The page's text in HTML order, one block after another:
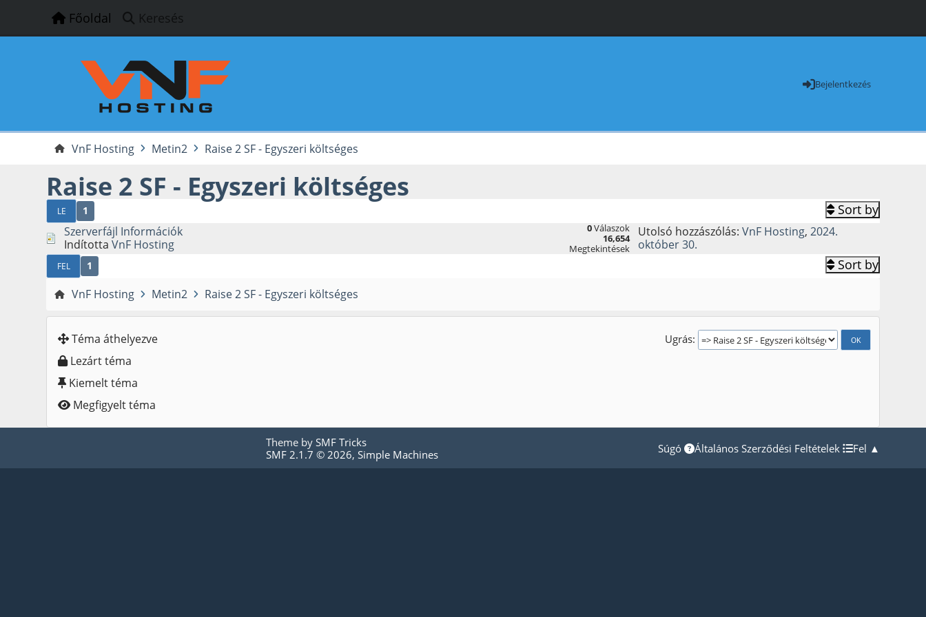
Főoldal Keresés
Bejelentkezés
VnF Hosting Metin2 Raise 2 SF - Egyszeri költséges
Raise 2 SF - Egyszeri költséges
LE 1 Sort by
Szerverfájl Információk
IndítottaVnF Hosting
0Válaszok
16,654
Megtekintések
Utolsó hozzászólás: VnF Hosting, 2024.
október 30.
FEL 1 Sort by
VnF Hosting Metin2 Raise 2 SF - Egyszeri költséges
Ugrás
Téma áthelyezve
Lezárt téma
Kiemelt téma
Megfigyelt téma
Theme by SMF Tricks
SMF 2.1.7 © 2026, Simple Machines Súgó Általános Szerződési Feltételek Fel ▲